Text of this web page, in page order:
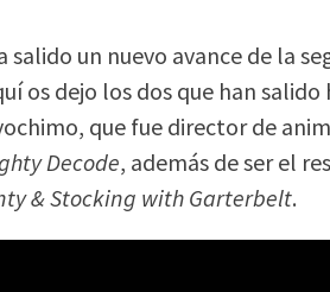
salido un nuevo avance de la
os dejo los dos que han
que fue director de
Decode, además de ser el
& Stocking with Garterbelt.